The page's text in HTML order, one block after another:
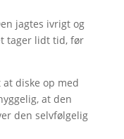
jagtes ivrigt og
tager lidt tid, før
diske op med
at den
den selvfølgelig